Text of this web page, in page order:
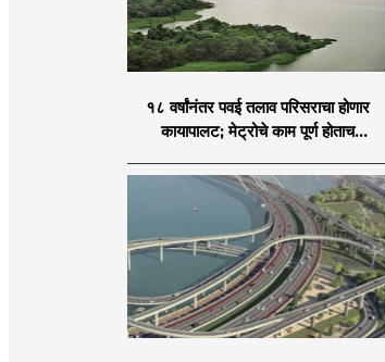
१८ वर्षांनंतर पवई तलाव परिसराचा होणार
कायापालट; मेट्रोचे काम पूर्ण होताच